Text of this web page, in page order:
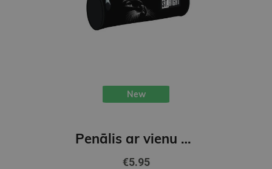
New
Penālis ar vienu nodalījumu, bez priekšmetiem,s BLACK CAT
€5.95